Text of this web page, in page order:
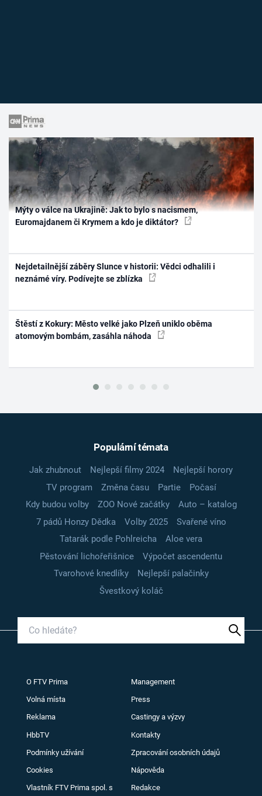
Mýty o válce na Ukrajině: Jak to bylo s nacismem,
Euromajdanem či Krymem a kdo je diktátor?
Nejdetailnější záběry Slunce v historii: Vědci odhalili i
neznámé víry. Podívejte se zblízka
Štěstí z Kokury: Město velké jako Plzeň uniklo oběma
atomovým bombám, zasáhla náhoda
Populární témata
Jak zhubnout Nejlepší filmy 2024
Nejlepší horory
TV program
Změna času Partie
Počasí
Kdy budou volby
ZOO Nové začátky
Auto – katalog
7 pádů Honzy Dědka
Volby 2025
Svařené víno
Tatarák podle Pohlreicha
Aloe vera
Pěstování lichořeřišnice
Výpočet ascendentu
Tvarohové knedlíky
Nejlepší palačinky
Švestkový koláč
O FTV Prima Management
Volná místa Press
Reklama Castingy a výzvy
HbbTV Kontakty
Podmínky užívání Zpracování osobních údajů
Cookies Nápověda
Vlastník FTV Prima spol. s
Redakce